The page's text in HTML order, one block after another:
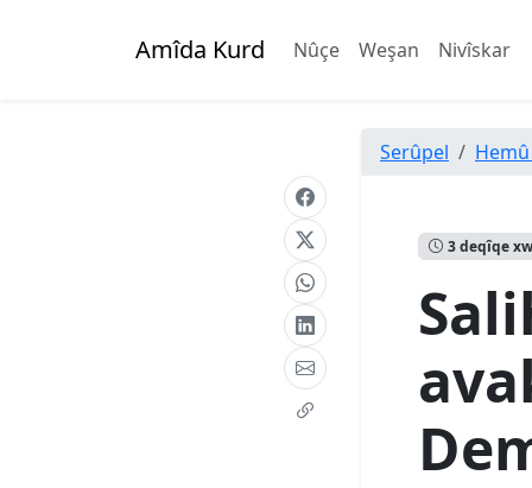
Amîda Kurd Nûçe Weşan Nivîskar
Serûpel
3 deqîqe